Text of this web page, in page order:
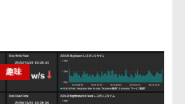
趣味